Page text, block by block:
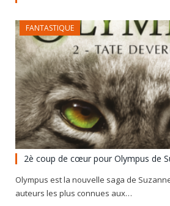
FANTASTIQUE
2è coup de cœur pour Olympus de
Olympus est la nouvelle saga de
auteurs les plus connues aux…